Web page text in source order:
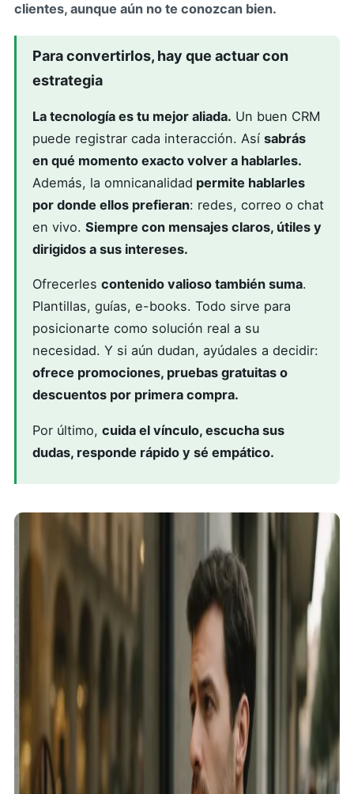
clientes, aunque aún no te conozcan bien.
Para convertirlos, hay que actuar con
estrategia
La tecnología es tu mejor aliada. Un buen CRM
puede registrar cada interacción. Así sabrás
en qué momento exacto volver a hablarles.
Además, la omnicanalidad permite hablarles
por donde ellos prefieran: redes, correo o chat
en vivo. Siempre con mensajes claros, útiles y
dirigidos a sus intereses.
Ofrecerles contenido valioso también suma.
Plantillas, guías, e-books. Todo sirve para
posicionarte como solución real a su
necesidad. Y si aún dudan, ayúdales a decidir:
ofrece promociones, pruebas gratuitas o
descuentos por primera compra.
Por último, cuida el vínculo, escucha sus
dudas, responde rápido y sé empático.